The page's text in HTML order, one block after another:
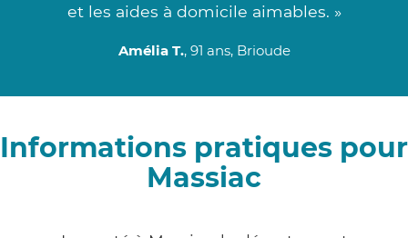
et les aides à domicile aimables. »
Amélia T., 91 ans, Brioude
Informations pratiques pour
Massiac